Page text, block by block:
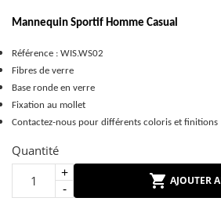
Mannequin Sportif Homme Casual
Référence : WIS.WS02
Fibres de verre
Base ronde en verre
Fixation au mollet
Contactez-nous pour différents coloris et finitions
Quantité
AJOUTER